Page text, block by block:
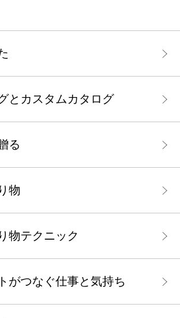
とカスタムカタログ
る
物
物テクニック
がつなぐ仕事と気持ち